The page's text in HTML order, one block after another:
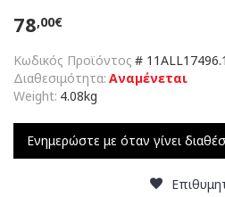
Κωδικός Προϊόντος #
Διαθεσιμότητα: Αναμένεται
Weight: 4.08kg
78,00€
Ενημερώστε με όταν γίνει